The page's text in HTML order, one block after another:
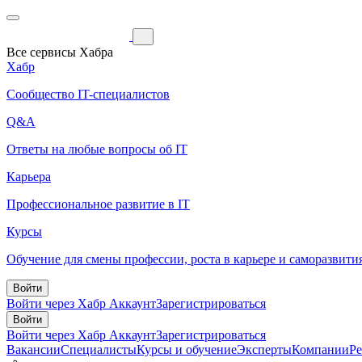
Все сервисы Хабра
Хабр
Сообщество IT-специалистов
Q&A
Ответы на любые вопросы об IT
Карьера
Профессиональное развитие в IT
Курсы
Обучение для смены профессии, роста в карьере и
Войти
Войти через Хабр АккаунтЗарегистрироваться
Войти
Войти через Хабр АккаунтЗарегистрироваться
ВакансииСпециалистыКурсы и обучениеЭкспертыКомпании